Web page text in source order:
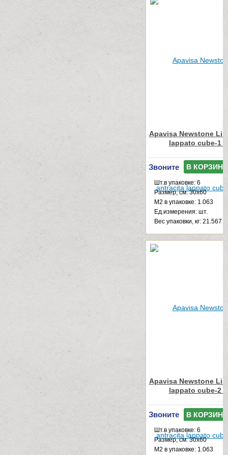
Apavisa Newstone
lappato cube-1
Звоните В КОРЗИНУ
Шт.в упаковке: 6
Размер, см: 30x60
М2 в упаковке: 1.063
Ед.измерения: шт.
Веc упаковки, кг: 21.567
Apavisa Newstone
lappato cube-2
Звоните В КОРЗИНУ
Шт.в упаковке: 6
Размер, см: 30x60
М2 в упаковке: 1.063